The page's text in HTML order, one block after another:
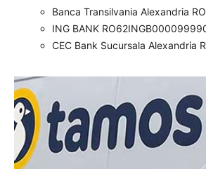
Banca Transilvania Alexandria
ING BANK
CEC Bank Sucursala Alexandria